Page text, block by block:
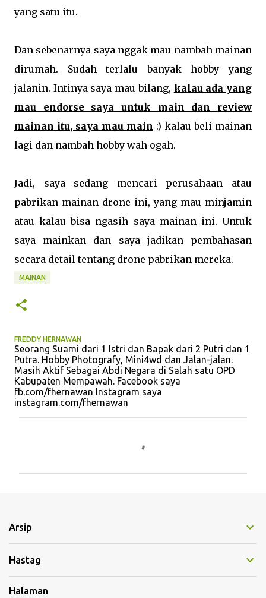
yang satu itu.
Dan sebenarnya saya nggak mau nambah mainan
dirumah. Sudah terlalu banyak hobby yang
jalanin. Intinya saya mau bilang, kalau ada yang
mau endorse saya untuk main dan review
mainan itu, saya mau main :) kalau beli mainan
lagi dan nambah hobby wah ogah.
Jadi, saya sedang mencari perusahaan atau
pabrikan mainan drone ini, yang mau minjamin
atau kalau bisa ngasih saya mainan ini. Untuk
saya mainkan dan saya jadikan pembahasan
secara detail tentang drone pabrikan mereka.
MAINAN
FREDDY HERNAWAN
Seorang Suami dari 1 Istri dan Bapak dari 2 Putri dan 1
Putra. Hobby Photografy, Mini4wd dan Jalan-jalan.
Masih Aktif Sebagai Abdi Negara di Salah satu OPD
Kabupaten Mempawah. Facebook saya
fb.com/fhernawan Instagram saya
instagram.com/fhernawan
Arsip
Hastag
Halaman